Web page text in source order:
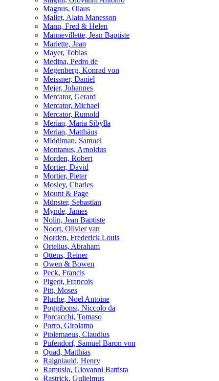
Magnus, Olaus
Mallet, Alain Manesson
Mann, Fred & Helen
Mannevillette, Jean Baptiste
Mariette, Jean
Mayer, Tobias
Medina, Pedro de
Megenberg, Konrad von
Meissner, Daniel
Mejer, Johannes
Mercator, Gerard
Mercator, Michael
Mercator, Rumold
Merian, Maria Sibylla
Merian, Matthäus
Middiman, Samuel
Montanus, Arnoldus
Morden, Robert
Mortier, David
Mortier, Pieter
Mosley, Charles
Mount & Page
Münster, Sebastian
Mynde, James
Nolin, Jean Baptiste
Noort, Olivier van
Norden, Frederick Louis
Ortelius, Abraham
Ottens, Reiner
Owen & Bowen
Peck, Francis
Pigeot, Francois
Pitt, Moses
Pluche, Noel Antoine
Poggibonsi, Niccolo da
Porcacchi, Tomaso
Porro, Girolamo
Ptolemaeus, Claudius
Pufendorf, Samuel Baron von
Quad, Matthias
Raigniauld, Henry
Ramusio, Giovanni Battista
Rastrick, Gulielmus